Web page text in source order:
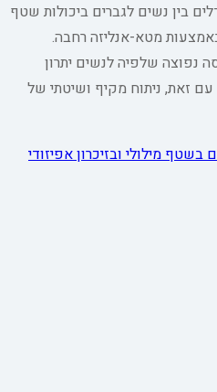
בין נשים לגברים ביכולות שטף
באמצעות מטא-אנליזה רחבה.
נפוצה שלפיה לנשים יתרון
עם זאת, ניתוח מקיף ושיטתי של
בשטף מילולי ובזיכרון אפיזודי